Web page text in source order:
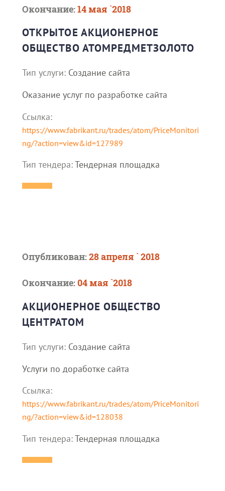
Окончание:14 мая `2018
ОТКРЫТОЕ АКЦИОНЕРНОЕ
ОБЩЕСТВО АТОМРЕДМЕТЗОЛОТО
Тип услуги: Создание сайта
Оказание услуг по разработке сайта
Ссылка:
https://www.fabrikant.ru/trades/atom/PriceMonitori
ng/?action=view&id=127989
Тип тендера:Тендерная площадка
Опубликован:28 апреля ` 2018
Окончание:04 мая `2018
АКЦИОНЕРНОЕ ОБЩЕСТВО
ЦЕНТРАТОМ
Тип услуги: Создание сайта
Услуги по доработке сайта
Ссылка:
https://www.fabrikant.ru/trades/atom/PriceMonitori
ng/?action=view&id=128038
Тип тендера:Тендерная площадка